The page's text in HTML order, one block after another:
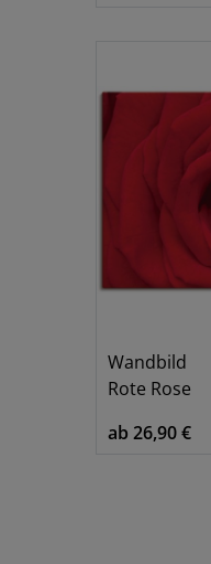
Wandbild
Rote Rose
ab 26,90 €